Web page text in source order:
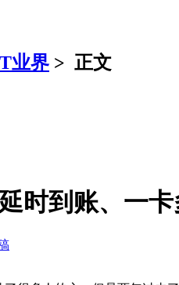
业界 > 正文
时到账、一